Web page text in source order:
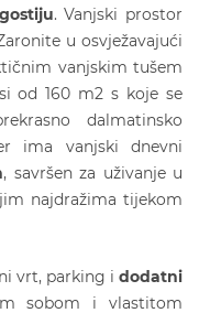
. Vanjski prostor
u osvježavajući
vanjskim tušem
od 160 m2 s koje se
dalmatinsko
ima vanjski dnevni
, savršen za uživanje u
najdražima tijekom
vrt, parking idodatni
sobom i vlastitom